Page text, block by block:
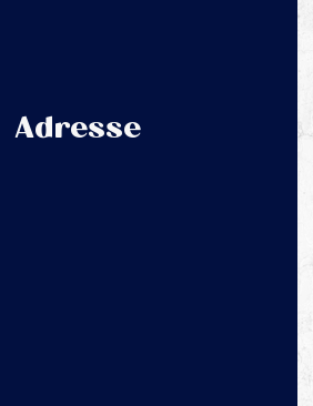
Adresse